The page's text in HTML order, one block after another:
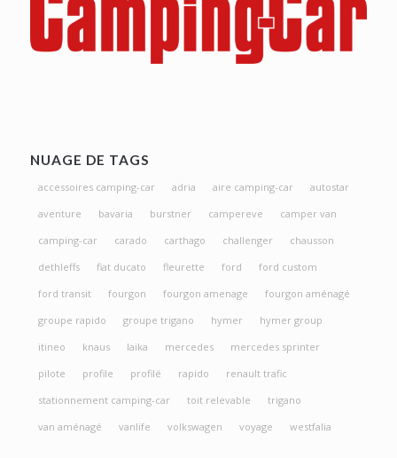
NUAGE DE TAGS
accessoires camping-car adria aire camping-car
autostar
aventure
bavaria burstner campereve
camper van
camping-car
carado carthago challenger
chausson
dethleffs
fiat ducato fleurette ford
ford custom
ford transit
fourgon fourgon amenage
fourgon aménagé
groupe rapido
groupe trigano hymer
hymer group
itineo
knaus laika mercedes
mercedes sprinter
pilote
profile profilé rapido
renault trafic
stationnement camping-car
toit relevable
trigano
van aménagé
vanlife volkswagen voyage westfalia